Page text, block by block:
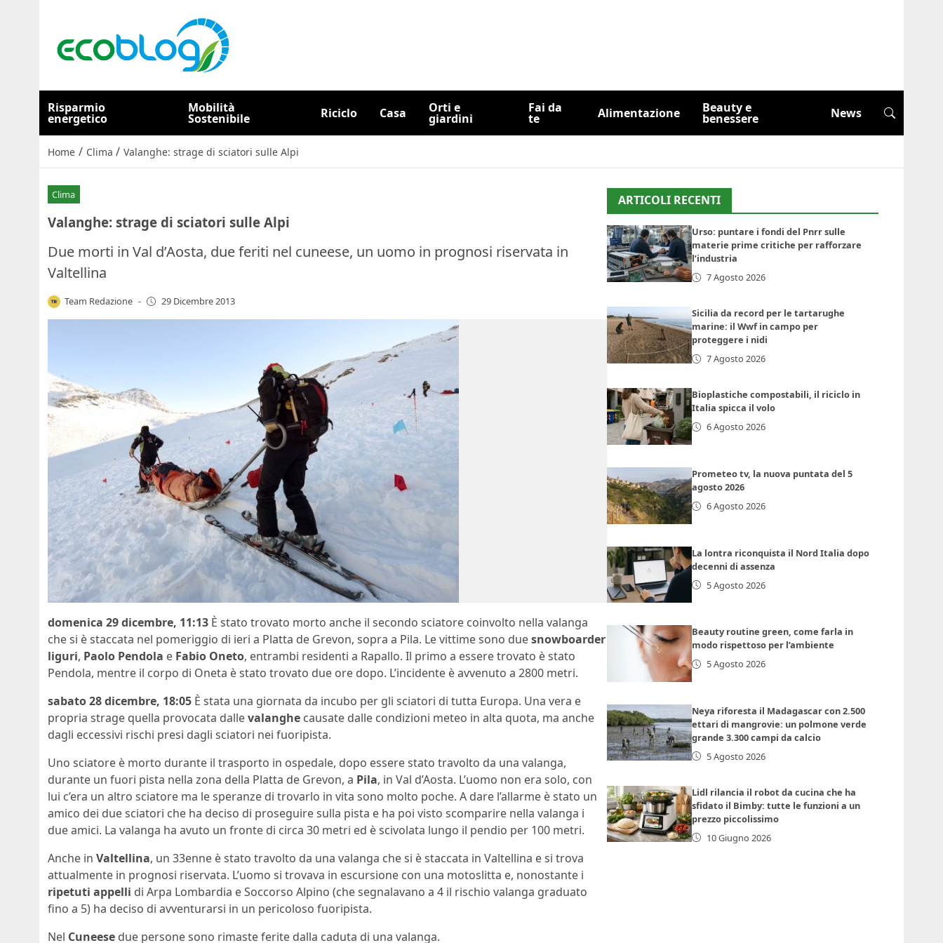
Risparmio
energetico
Mobilità
Sostenibile Riciclo Casa Orti e
giardini
Fai da
te Alimentazione Beauty e
benessere News
Home / Clima / Valanghe: strage di sciatori sulle Alpi
Clima
Valanghe: strage di sciatori sulle Alpi
Due morti in Val d’Aosta, due feriti nel cuneese, un uomo in prognosi riservata in
Valtellina
Team Redazione - 29 Dicembre 2013
domenica 29 dicembre, 11:13 È stato trovato morto anche il secondo sciatore coinvolto nella valanga
che si è staccata nel pomeriggio di ieri a Platta de Grevon, sopra a Pila. Le vittime sono duesnowboarder
liguri, Paolo Pendola e Fabio Oneto, entrambi residenti a Rapallo. Il primo a essere trovato è stato
Pendola, mentre il corpo di Oneta è stato trovato due ore dopo. L’incidente è avvenuto a 2800 metri.
sabato 28 dicembre, 18:05 È stata una giornata da incubo per gli sciatori di tutta Europa. Una vera e
propria strage quella provocata dallevalanghe causate dalle condizioni meteo in alta quota, ma anche
dagli eccessivi rischi presi dagli sciatori nei fuoripista.
Uno sciatore è morto durante il trasporto in ospedale, dopo essere stato travolto da una valanga,
durante un fuori pista nella zona della Platta de Grevon, a Pila, in Val d’Aosta. L’uomo non era solo, con
lui c’era un altro sciatore ma le speranze di trovarlo in vita sono molto poche. A dare l’allarme è stato un
amico dei due sciatori che ha deciso di proseguire sulla pista e ha poi visto scomparire nella valanga i
due amici. La valanga ha avuto un fronte di circa 30 metri ed è scivolata lungo il pendio per 100 metri.
Anche in Valtellina, un 33enne è stato travolto da una valanga che si è staccata in Valtellina e si trova
attualmente in prognosi riservata. L’uomo si trovava in escursione con una motoslitta e, nonostante i
ripetuti appelli di Arpa Lombardia e Soccorso Alpino (che segnalavano a 4 il rischio valanga graduato
fino a 5) ha deciso di avventurarsi in un pericoloso fuoripista.
Nel Cuneese due persone sono rimaste ferite dalla caduta di una valanga.
ARTICOLI RECENTI
Urso: puntare i fondi del Pnrr sulle
materie prime critiche per rafforzare
l’industria
7 Agosto 2026
Sicilia da record per le tartarughe
marine: il Wwf in campo per
proteggere i nidi
7 Agosto 2026
Bioplastiche compostabili, il riciclo in
Italia spicca il volo
6 Agosto 2026
Prometeo tv, la nuova puntata del 5
agosto 2026
6 Agosto 2026
La lontra riconquista il Nord Italia dopo
decenni di assenza
5 Agosto 2026
Beauty routine green, come farla in
modo rispettoso per l’ambiente
5 Agosto 2026
Neya riforesta il Madagascar con 2.500
ettari di mangrovie: un polmone verde
grande 3.300 campi da calcio
5 Agosto 2026
Lidl rilancia il robot da cucina che ha
sfidato il Bimby: tutte le funzioni a un
prezzo piccolissimo
10 Giugno 2026